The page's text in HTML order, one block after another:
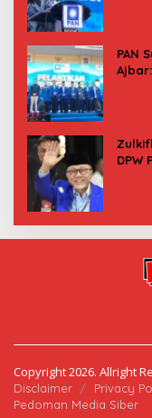
PAN
DPW
Copyright 2026. Allright
Disclaimer
Privacy
Pedoman Media Siber